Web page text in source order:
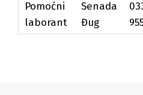
Pomoćni
laborant
Senada
Đug